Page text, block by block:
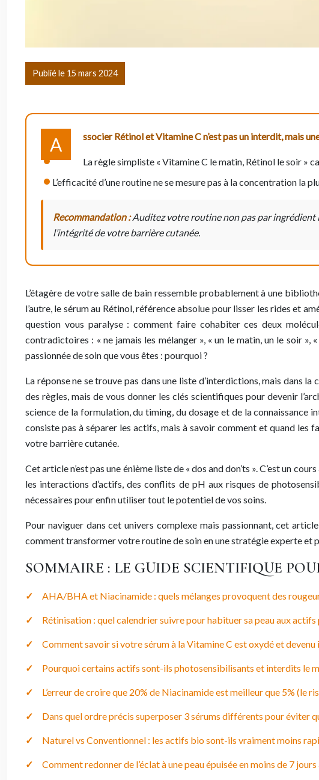
Publié le 15 mars 2024
A ssocier Rétinol et Vitamine C n’est pas un interdit, mais
La règle simpliste « Vitamine C le matin, Rétinol le soir »
L’efficacité d’une routine ne se mesure pas à la concentration la
Recommandation :Auditez votre routine non pas par ingrédient
l’intégrité de votre barrière cutanée.
L’étagère de votre salle de bain ressemble probablement à une
l’autre, le sérum au Rétinol, référence absolue pour lisser les rides et
question vous paralyse : comment faire cohabiter ces deux
contradictoires : « ne jamais les mélanger », « un le matin, un le soir
passionnée de soin que vous êtes : pourquoi ?
La réponse ne se trouve pas dans une liste d’interdictions, mais dans
des règles, mais de vous donner les clés scientifiques pour devenir
science de la formulation, du timing, du dosage et de la connaissance
consiste pas à séparer les actifs, mais à savoir comment et quand
votre barrière cutanée.
Cet article n’est pas une énième liste de « dos and don’ts ». C’est un
les interactions d’actifs, des conflits de pH aux risques de
nécessaires pour enfin utiliser tout le potentiel de vos soins.
Pour naviguer dans cet univers complexe mais passionnant, cet
comment transformer votre routine de soin en une stratégie experte et
SOMMAIRE : LE GUIDE SCIENTIFIQUE
AHA/BHA et Niacinamide : quels mélanges provoquent des
Rétinisation : quel calendrier suivre pour habituer sa peau aux actifs
Comment savoir si votre sérum à la Vitamine C est oxydé et
Pourquoi certains actifs sont-ils photosensibilisants et interdits le
L’erreur de croire que 20% de Niacinamide est meilleur que 5% (le
Dans quel ordre précis superposer 3 sérums différents pour éviter
Naturel vs Conventionnel : les actifs bio sont-ils vraiment moins
Comment redonner de l’éclat à une peau épuisée en moins de 7